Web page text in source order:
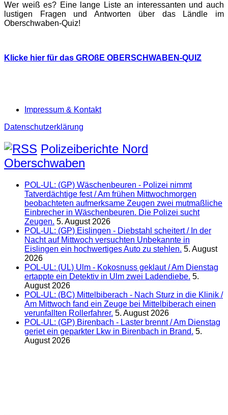
Wer weiß es? Eine lange Liste an interessanten und auch
lustigen Fragen und Antworten über das Ländle im
Oberschwaben-Quiz!
Klicke hier für das GROßE OBERSCHWABEN-QUIZ
Impressum & Kontakt
Datenschutzerklärung
Polizeiberichte Nord
Oberschwaben
POL-UL: (GP) Wäschenbeuren - Polizei nimmt
Tatverdächtige fest / Am frühen Mittwochmorgen
beobachteten aufmerksame Zeugen zwei mutmaßliche
Einbrecher in Wäschenbeuren. Die Polizei sucht
Zeugen. 5. August 2026
POL-UL: (GP) Eislingen - Diebstahl scheitert / In der
Nacht auf Mittwoch versuchten Unbekannte in
Eislingen ein hochwertiges Auto zu stehlen. 5. August
2026
POL-UL: (UL) Ulm - Kokosnuss geklaut / Am Dienstag
ertappte ein Detektiv in Ulm zwei Ladendiebe. 5.
August 2026
POL-UL: (BC) Mittelbiberach - Nach Sturz in die Klinik /
Am Mittwoch fand ein Zeuge bei Mittelbiberach einen
verunfallten Rollerfahrer. 5. August 2026
POL-UL: (GP) Birenbach - Laster brennt / Am Dienstag
geriet ein geparkter Lkw in Birenbach in Brand. 5.
August 2026